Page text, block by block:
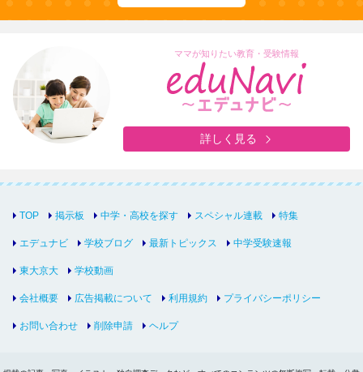
ママが知りたい教育・受験情報
詳しく見る
TOP 掲示板 中学・高校を探す スペシャル連載 特集
エデュナビ 学校ブログ 最新トピックス 中学受験速報
東大京大 学校動画
会社概要 広告掲載について 利用規約 プライバシーポリシー
お問い合わせ 削除申請 ヘルプ